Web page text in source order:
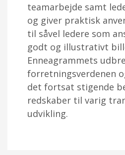
teamarbejde samt
og giver praktisk
til såvel ledere som
godt og illustrativt
Enneagrammets
forretningsverdenen
det fortsat stigende
redskaber til varig
udvikling.